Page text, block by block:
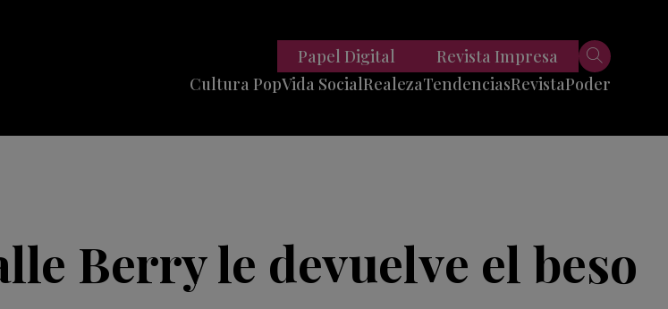
Cultura PopVida SocialRealezaTendencias
Viajes
Tech
RevistaPoder
Papel Digital Revista Impresa
Berry le devuelve el beso